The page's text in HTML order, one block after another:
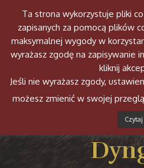
2024 04
Ta strona wykorzystuje pliki
zapisanych za pomocą plików
maksymalnej wygody w
wyrażasz zgodę na zapisywanie
kliknij
Jeśli nie wyrażasz zgody,
możesz zmienić w swojej
Czytaj